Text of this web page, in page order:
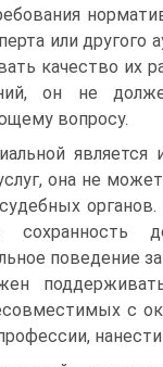
или
качество их
он не
вопросу.
является
она не
поведение
с